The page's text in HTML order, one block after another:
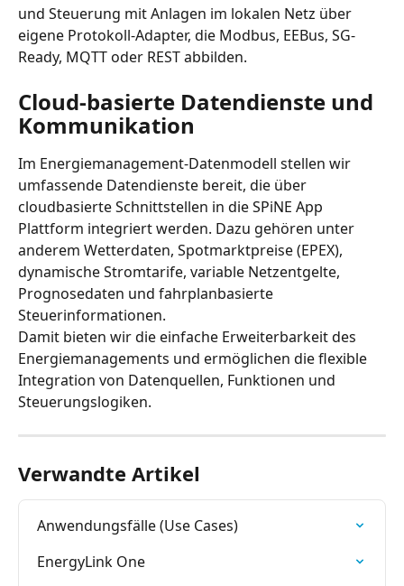
und Steuerung mit Anlagen im lokalen Netz über
eigene Protokoll-Adapter, die Modbus, EEBus, SG-
Ready, MQTT oder REST abbilden.
Cloud-basierte Datendienste und
Kommunikation
Im Energiemanagement-Datenmodell stellen wir
umfassende Datendienste bereit, die über
cloudbasierte Schnittstellen in die SPiNE App
Plattform integriert werden. Dazu gehören unter
anderem Wetterdaten, Spotmarktpreise (EPEX),
dynamische Stromtarife, variable Netzentgelte,
Prognosedaten und fahrplanbasierte
Steuerinformationen.
Damit bieten wir die einfache Erweiterbarkeit des
Energiemanagements und ermöglichen die flexible
Integration von Datenquellen, Funktionen und
Steuerungslogiken.
Verwandte Artikel
Anwendungsfälle (Use Cases)
EnergyLink One